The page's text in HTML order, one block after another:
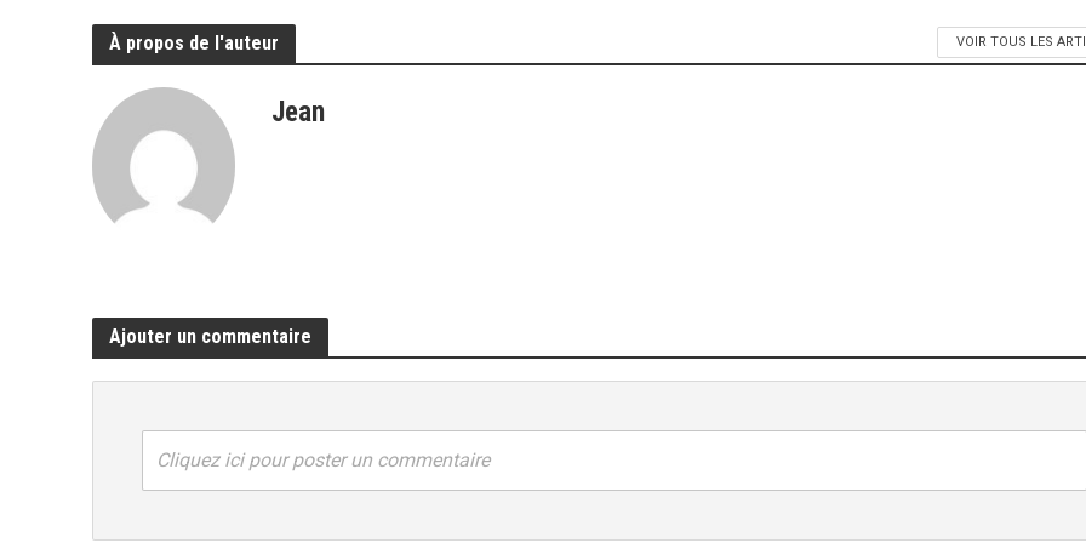
À propos de l'auteur VOIR TOUS LES
Jean
Ajouter un commentaire
Cliquez ici pour poster un commentaire